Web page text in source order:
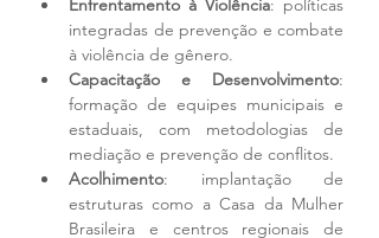
Enfrentamento à Violência: políticas
integradas de prevenção e combate
à violência de gênero.
Capacitação e Desenvolvimento:
formação de equipes municipais e
estaduais, com metodologias de
mediação e prevenção de conflitos.
Acolhimento: implantação de
estruturas como a Casa da Mulher
Brasileira e centros regionais de